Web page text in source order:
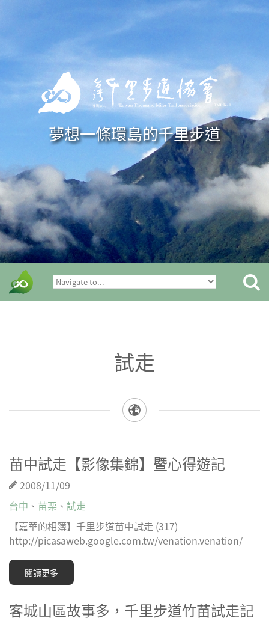
夢想一條環島的千里步道
試走
苗中試走【影像集錦】暨心得遊記
2008/11/09
台中 、 苗栗 、 試走
【嘉華的相簿】千里步道苗中試走 (317)
http://picasaweb.google.com.tw/venation.venation/
閱讀更多
客城山區故事多，千里步道竹苗試走記